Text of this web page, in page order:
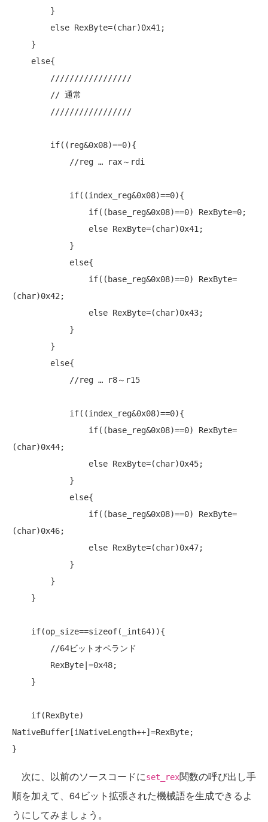
else RexByte=(char)0x41;
else{
/////////////////
// 通常
/////////////////
if((reg&0x08)==0){
//reg … rax～rdi
if((index_reg&0x08)==0){
if((base_reg&0x08)==0) RexByte=0;
else RexByte=(char)0x41;
else{
if((base_reg&0x08)==0) RexByte=
(char)0x42;
else RexByte=(char)0x43;
else{
//reg … r8～r15
if((index_reg&0x08)==0){
if((base_reg&0x08)==0) RexByte=
(char)0x44;
else RexByte=(char)0x45;
else{
if((base_reg&0x08)==0) RexByte=
(char)0x46;
else RexByte=(char)0x47;
if(op_size==sizeof(_int64)){
//64ビットオペランド
if(RexByte)
NativeBuffer[iNativeLength++]=RexByte;
次に、以前のソースコードにset_rex関数の呼び出し手
順を加えて、64ビット拡張された機械語を生成できるよ
うにしてみましょう。